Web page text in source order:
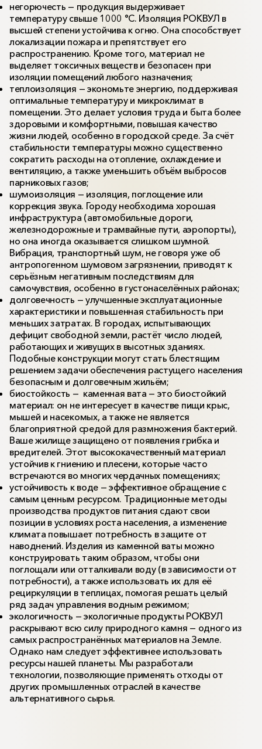
негорючесть — продукция выдерживает
температуру свыше 1000 °C. Изоляция РОКВУЛ в
высшей степени устойчива к огню. Она способствует
локализации пожара и препятствует его
распространению. Кроме того, материал не
выделяет токсичных веществ и безопасен при
изоляции помещений любого назначения;
теплоизоляция — экономьте энергию, поддерживая
оптимальные температуру и микроклимат в
помещении. Это делает условия труда и быта более
здоровыми и комфортными, повышая качество
жизни людей, особенно в городской среде. За счёт
стабильности температуры можно существенно
сократить расходы на отопление, охлаждение и
вентиляцию, а также уменьшить объём выбросов
парниковых газов;
шумоизоляция — изоляция, поглощение или
коррекция звука. Городу необходима хорошая
инфраструктура (автомобильные дороги,
железнодорожные и трамвайные пути, аэропорты),
но она иногда оказывается слишком шумной.
Вибрация, транспортный шум, не говоря уже об
антропогенном шумовом загрязнении, приводят к
серьёзным негативным последствиям для
самочувствия, особенно в густонаселённых районах;
долговечность — улучшенные эксплуатационные
характеристики и повышенная стабильность при
меньших затратах. В городах, испытывающих
дефицит свободной земли, растёт число людей,
работающих и живущих в высотных зданиях.
Подобные конструкции могут стать блестящим
решением задачи обеспечения растущего населения
безопасным и долговечным жильём;
биостойкость — каменная вата — это биостойкий
материал: он не интересует в качестве пищи крыс,
мышей и насекомых, а также не является
благоприятной средой для размножения бактерий.
Ваше жилище защищено от появления грибка и
вредителей. Этот высококачественный материал
устойчив к гниению и плесени, которые часто
встречаются во многих чердачных помещениях;
устойчивость к воде — эффективное обращение с
самым ценным ресурсом. Традиционные методы
производства продуктов питания сдают свои
позиции в условиях роста населения, а изменение
климата повышает потребность в защите от
наводнений. Изделия из каменной ваты можно
конструировать таким образом, чтобы они
поглощали или отталкивали воду (в зависимости от
потребности), а также использовать их для её
рециркуляции в теплицах, помогая решать целый
ряд задач управления водным режимом;
экологичность — экологичные продукты РОКВУЛ
раскрывают всю силу природного камня — одного из
самых распространённых материалов на Земле.
Однако нам следует эффективнее использовать
ресурсы нашей планеты. Мы разработали
технологии, позволяющие применять отходы от
других промышленных отраслей в качестве
альтернативного сырья.